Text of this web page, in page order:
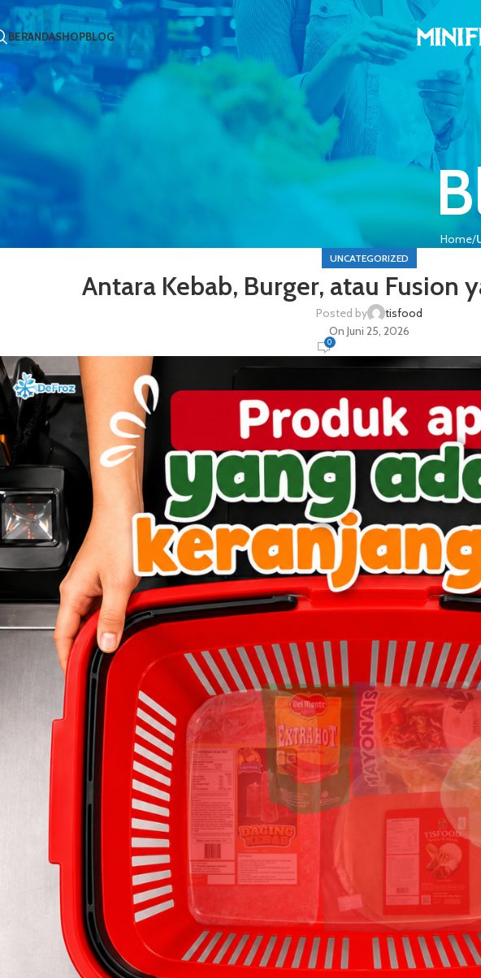
BERANDASHOPBLOG
Home
UNCATEGORIZED
Antara Kebab, Burger, atau Fusion
Posted by
tisfood
On Juni 25, 2026
0